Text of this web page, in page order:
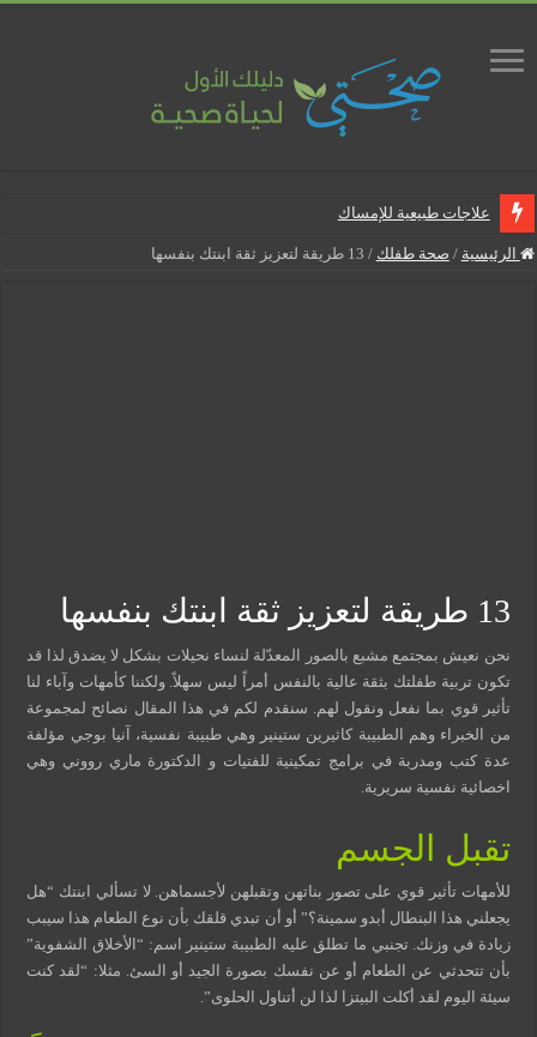
علاجات طبيعية للإمساك
ماذا يجب أن تحتوي صيدلية المنزلالرئيسية / صحة طفلك / 13 طريقة لتعزيز ثقة ابنتك بنفسها
13 طريقة لتعزيز ثقة ابنتك بنفسها
نحن نعيش بمجتمع مشبع بالصور المعدّلة لنساء نحيلات بشكل لا يضدق لذا قد
تكون تربية طفلتك بثقة عالية بالنفس أمراً ليس سهلاً. ولكننا كأمهات وآباء لنا
تأثير قوي بما نفعل ونقول لهم. سنقدم لكم في هذا المقال نصائح لمجموعة
من الخبراء وهم الطبيبة كاثيرين ستينير وهي طبيبة نفسية، آنيا بوجي مؤلفة
عدة كتب ومدربة في برامج تمكينية للفتيات و الدكتورة ماري رووني وهي
اخصائية نفسية سريرية.
تقبل الجسم
للأمهات تأثير قوي على تصور بناتهن وتقبلهن لأجسماهن. لا تسألي ابنتك “هل
يجعلني هذا البنطال أبدو سمينة؟” أو أن تبدي قلقك بأن نوع الطعام هذا سيبب
زيادة في وزنك. تجنبي ما تطلق عليه الطبيبة ستينير اسم: “الأخلاق الشفوية”
بأن تتحدثي عن الطعام أو عن نفسك بصورة الجيد أو السئ. مثلا: “لقد كنت
سيئة اليوم لقد أكلت البيتزا لذا لن أتناول الحلوى”.